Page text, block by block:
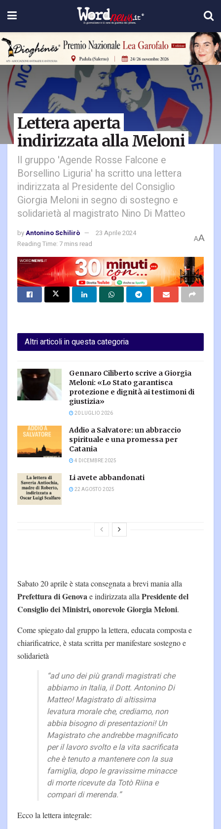
Lettera aperta
indirizzata alla Meloni
Il gruppo 'Agende Rosse Falcone e
Borsellino Liguria' ha scritto una lettera
indirizzata al Presidente del Consiglio
Giorgia Meloni in segno di sostegno e
solidarietà al magistrato Nino Di Matteo
byAntonino Schilirò
23 Aprile 2024
Reading Time: 7 mins read
AA
Altri articoli in questa categoria
Gennaro Ciliberto scrive a Giorgia
Meloni: «Lo Stato garantisca
protezione e dignità ai testimoni di
giustizia»
20 LUGLIO 2026
Addio a Salvatore: un abbraccio
spirituale e una promessa per
Catania
4 DICEMBRE 2025
Li avete abbandonati
22 AGOSTO 2025
Sabato 20 aprile è stata consegnata a brevi mania alla
Prefettura di Genovae indirizzata allaPresidente del
Consiglio dei Ministri, onorevole Giorgia Meloni.
Come spiegato dal gruppo la lettera, educata composta e
chiarificatrice, è stata scritta per manifestare sostegno e
solidarietà
“ad uno dei più grandi magistrati che
abbiamo in Italia, il Dott. Antonino Di
Matteo! Magistrato di altissima
levatura morale che, crediamo, non
abbia bisogno di presentazioni! Un
Magistrato che andrebbe magnificato
per il lavoro svolto e la vita sacrificata
che è tenuto a mantenere con la sua
famiglia, dopo le gravissime minacce
di morte ricevute da Totò Riina e
compari di merenda.”
Ecco la lettera integrale: